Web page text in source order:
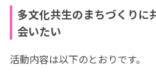
多文化共生のまちづくりに
会いたい
活動内容は以下のとおりです。